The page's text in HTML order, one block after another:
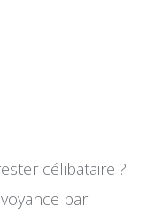
célibataire ?
par